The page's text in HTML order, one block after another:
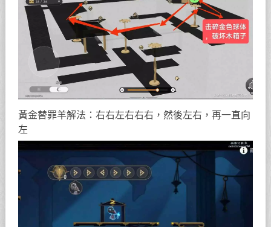
黃金替罪羊解法：右右左右右右，然後左右，再一直向
左